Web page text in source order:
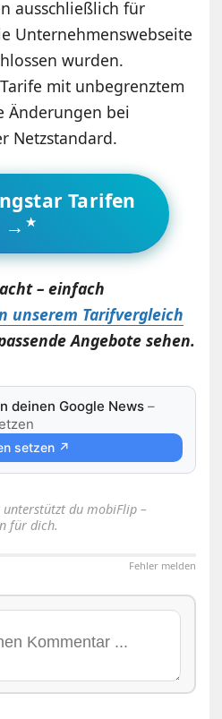
ausschließlich für
Unternehmenswebseite
wurden.
mit unbegrenztem
Änderungen bei
Netzstandard.
Tarifen
→
– einfach
unserem Tarifvergleich
Angebote sehen.
deinen Google News –
setzen ↗
du mobiFlip –
für dich.
Fehler melden